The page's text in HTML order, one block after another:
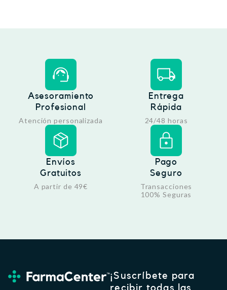
Asesoramiento
Profesional
Atención personalizada
Entrega
Rápida
24/48 horas
Envíos
Gratuitos
A partir de 49€
Pago
Seguro
Transacciones
100% Seguras
¡Suscríbete para
recibir todas las